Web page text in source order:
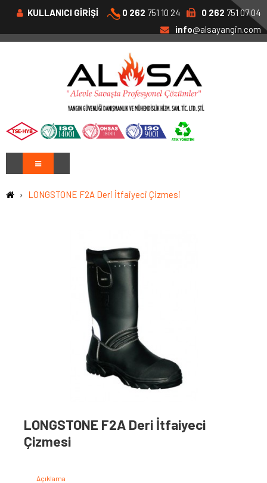
KULLANICI GİRİŞİ 0 262 751 10 24 0 262 751 07 04
info@alsayangin.com
LONGSTONE F2A Deri İtfaiyeci Çizmesi
LONGSTONE F2A Deri İtfaiyeci
Çizmesi
Açıklama